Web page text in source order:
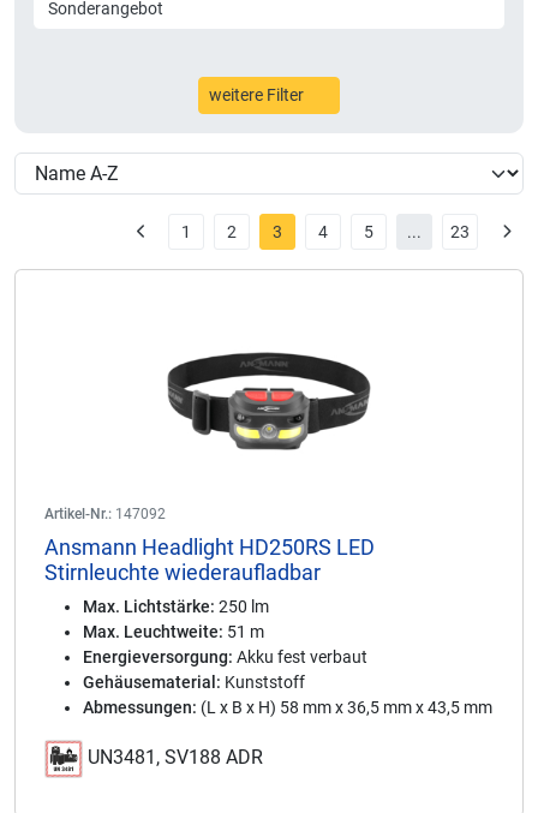
Sonderangebot
weitere Filter
1 2 3 4 5 ... 23
Artikel-Nr.: 147092
Ansmann Headlight HD250RS LED
Stirnleuchte wiederaufladbar
Max. Lichtstärke: 250 lm
Max. Leuchtweite: 51 m
Energieversorgung: Akku fest verbaut
Gehäusematerial: Kunststoff
Abmessungen: (L x B x H) 58 mm x 36,5 mm x 43,5 mm
UN3481, SV188 ADR